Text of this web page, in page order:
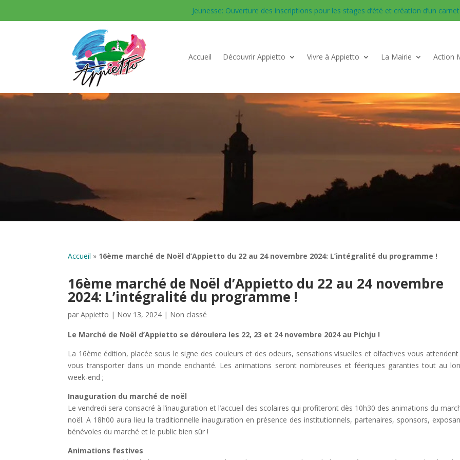
Jeunesse: Ouverture des inscriptions pour les stages d’été et création d’un
Accueil Découvrir Appietto Vivre à Appietto La Mairie Action
Accueil » 16ème marché de Noël d’Appietto du 22 au 24 novembre 2024: L’intégralité du programme !
16ème marché de Noël d’Appietto du 22 au 24 novembre
2024: L’intégralité du programme !
par Appietto | Nov 13, 2024 | Non classé
Le Marché de Noël d’Appietto se déroulera les 22, 23 et 24 novembre 2024 au Pichju !
La 16ème édition, placée sous le signe des couleurs et des odeurs, sensations visuelles et olfactives vous
vous transporter dans un monde enchanté. Les animations seront nombreuses et féeriques garanties tout au
week-end ;
Inauguration du marché de noël
Le vendredi sera consacré à l’inauguration et l’accueil des scolaires qui profiteront dès 10h30 des animations du
noël. A 18h00 aura lieu la traditionnelle inauguration en présence des institutionnels, partenaires, sponsors,
bénévoles du marché et le public bien sûr !
Animations festives